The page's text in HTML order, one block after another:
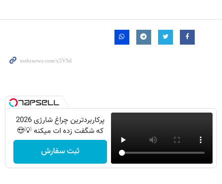
پرکاربردترین چراغ شارژی 2026
که شگفت زده ات میکنه 💡😍
ثبت سفارش